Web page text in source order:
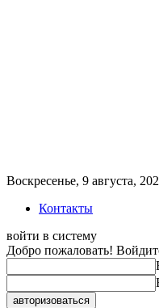
Воскресенье, 9 августа,
Контакты
войти в систему
Добро пожаловать!